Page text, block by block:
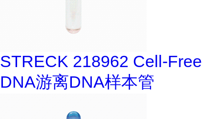
STRECK 218962 Cell-Free
DNA游离DNA样本管